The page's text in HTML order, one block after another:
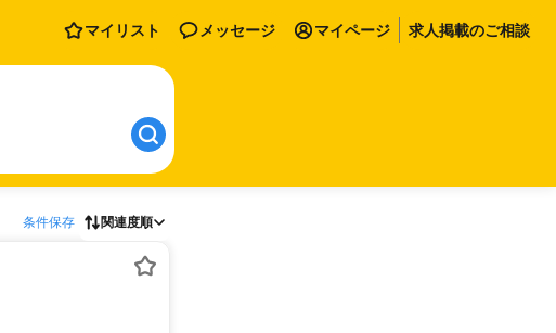
マイリスト メッセージ マイページ 求人掲載のご相談
条件保存 関連度順